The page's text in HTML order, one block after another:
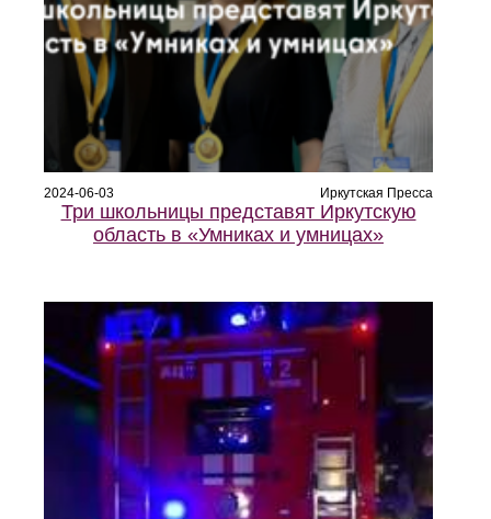
2024-06-03 Иркутская Пресса
Три школьницы представят Иркутскую
область в «Умниках и умницах»